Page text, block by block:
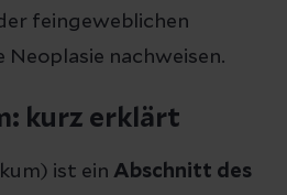
feingeweblichen
nachweisen.
kurz erklärt
ist ein Abschnitt des